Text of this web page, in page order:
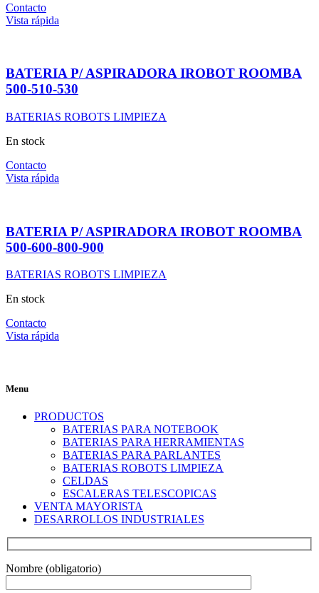
Contacto
Vista rápida
BATERIA P/ ASPIRADORA IROBOT ROOMBA
500-510-530
BATERIAS ROBOTS LIMPIEZA
En stock
Contacto
Vista rápida
BATERIA P/ ASPIRADORA IROBOT ROOMBA
500-600-800-900
BATERIAS ROBOTS LIMPIEZA
En stock
Contacto
Vista rápida
Menu
PRODUCTOS
BATERIAS PARA NOTEBOOK
BATERIAS PARA HERRAMIENTAS
BATERIAS PARA PARLANTES
BATERIAS ROBOTS LIMPIEZA
CELDAS
ESCALERAS TELESCOPICAS
VENTA MAYORISTA
DESARROLLOS INDUSTRIALES
Nombre (obligatorio)